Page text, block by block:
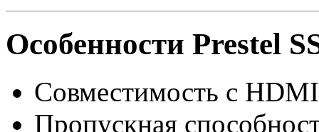
Особенности Prestel
Совместимость с
Пропускная